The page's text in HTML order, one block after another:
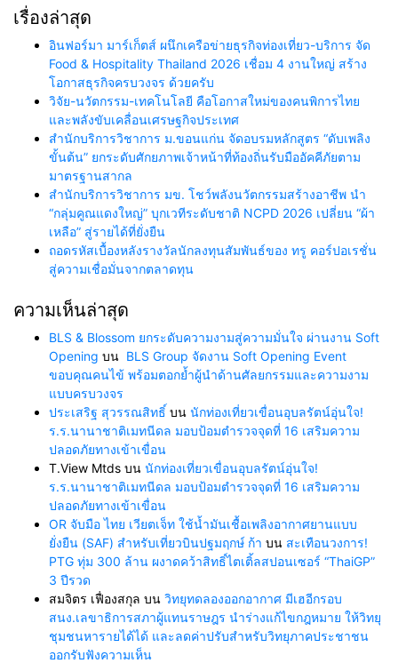
เรื่องล่าสุด
อินฟอร์มา มาร์เก็ตส์ ผนึกเครือข่ายธุรกิจท่องเที่ยว-บริการ จัด
Food & Hospitality Thailand 2026 เชื่อม 4 งานใหญ่ สร้าง
โอกาสธุรกิจครบวงจร ด้วยครับ
วิจัย-นวัตกรรม-เทคโนโลยี คือโอกาสใหม่ของคนพิการไทย
และพลังขับเคลื่อนเศรษฐกิจประเทศ
สำนักบริการวิชาการ ม.ขอนแก่น จัดอบรมหลักสูตร “ดับเพลิง
ขั้นต้น” ยกระดับศักยภาพเจ้าหน้าที่ท้องถิ่นรับมืออัคคีภัยตาม
มาตรฐานสากล
สำนักบริการวิชาการ มข. โชว์พลังนวัตกรรมสร้างอาชีพ นำ
“กลุ่มคูณแดงใหญ่” บุกเวทีระดับชาติ NCPD 2026 เปลี่ยน “ผ้า
เหลือ” สู่รายได้ที่ยั่งยืน
ถอดรหัสเบื้องหลังรางวัลนักลงทุนสัมพันธ์ของ ทรู คอร์ปอเรชั่น
สู่ความเชื่อมั่นจากตลาดทุน
ความเห็นล่าสุด
BLS & Blossom ยกระดับความงามสู่ความมั่นใจ ผ่านงาน Soft
Opening บน BLS Group จัดงาน Soft Opening Event
ขอบคุณคนไข้ พร้อมตอกย้ำผู้นำด้านศัลยกรรมและความงาม
แบบครบวงจร
ประเสริฐ สุวรรณสิทธิ์ บน นักท่องเที่ยวเขื่อนอุบลรัตน์อุ่นใจ!
ร.ร.นานาชาติเมทนีดล มอบป้อมตำรวจจุดที่ 16 เสริมความ
ปลอดภัยทางเข้าเขื่อน
T.View Mtds บน นักท่องเที่ยวเขื่อนอุบลรัตน์อุ่นใจ!
ร.ร.นานาชาติเมทนีดล มอบป้อมตำรวจจุดที่ 16 เสริมความ
ปลอดภัยทางเข้าเขื่อน
OR จับมือ ไทย เวียตเจ็ท ใช้น้ำมันเชื้อเพลิงอากาศยานแบบ
ยั่งยืน (SAF) สำหรับเที่ยวบินปฐมฤกษ์ ก้า บน สะเทือนวงการ!
PTG ทุ่ม 300 ล้าน ผงาดคว้าสิทธิ์ไตเติ้ลสปอนเซอร์ “ThaiGP”
3 ปีรวด
สมจิตร เฟื่องสกุล บน วิทยุทดลองออกอากาศ มีเฮอีกรอบ
สนง.เลขาธิการสภาผู้แทนราษฎร นำร่างแก้ไขกฎหมาย ให้วิทยุ
ชุมชนหารายได้ได้ และลดค่าปรับสำหรับวิทยุภาคประชาชน
ออกรับฟังความเห็น